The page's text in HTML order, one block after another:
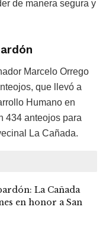
de manera segura y
Marcelo Orrego
que llevó a
Humano en
434 anteojos para
La Cañada.
La Cañada
en honor a San